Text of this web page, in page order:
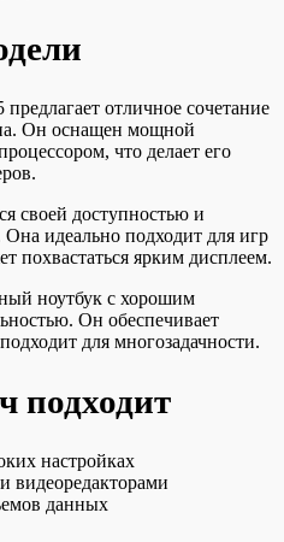
отличное сочетание
Он оснащен мощной
что делает его
своей доступностью и
идеально подходит для игр
похвастаться ярким дисплеем.
ноутбук с хорошим
Он обеспечивает
для многозадачности.
подходит
настройках
видеоредакторами
данных